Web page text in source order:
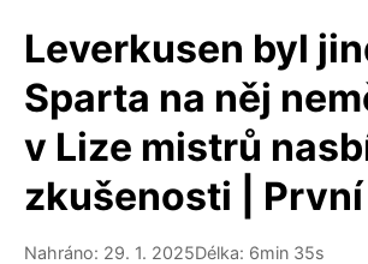
Leverkusen byl
Sparta na něj
v Lize mistrů
zkušenosti |
Nahráno: 29. 1. 2025Délka: 6min 35s